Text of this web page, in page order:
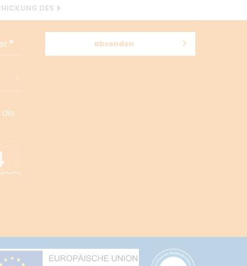
DES
absenden